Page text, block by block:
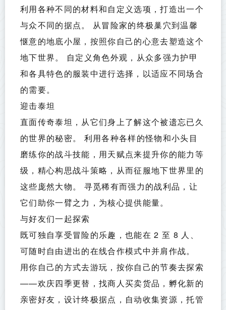
利用各种不同的材料和自定义选项，打造出一个
与众不同的据点。 从冒险家的终极巢穴到温馨
惬意的地底小屋，按照你自己的心意去塑造这个
地下世界。 自定义角色外观，从众多强力护甲
和各具特色的服装中进行选择，以适应不同场合
的需要。
迎击泰坦
直面传奇泰坦，从它们身上了解这个被遗忘已久
的世界的秘密。 利用各种各样的怪物和小头目
磨练你的战斗技能，用天赋点来提升你的能力等
级，精心构思战斗策略，从而征服地下世界里的
这些庞然大物。 寻觅稀有而强力的战利品，让
它们助你一臂之力，为核心提供能量。
与好友们一起探索
既可独自享受冒险的乐趣，也能在 2 至 8 人、
可随时自由进出的在线合作模式中并肩作战。
用你自己的方式去游玩，按你自己的节奏去探索
——欢庆四季更替，找商人买卖货品，孵化新的
亲密好友，设计终极据点，自动收集资源，托管